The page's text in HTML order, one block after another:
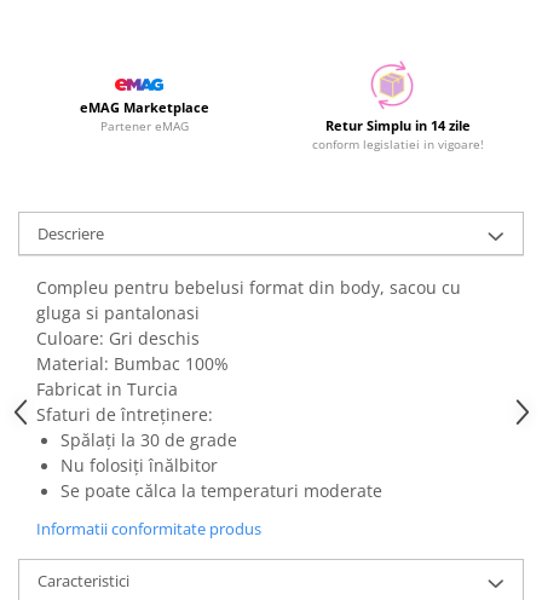
eMAG Marketplace
Partener eMAG Retur Simplu in 14 zile
conform legislatiei in vigoare!
Descriere
Compleu pentru bebelusi format din body, sacou cu
gluga si pantalonasi
Culoare: Gri deschis
Material: Bumbac 100%
Fabricat in Turcia
Sfaturi de întreținere:
Spălați la 30 de grade
Nu folosiți înălbitor
Se poate călca la temperaturi moderate
Informatii conformitate produs
Caracteristici